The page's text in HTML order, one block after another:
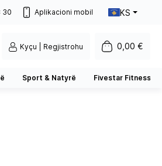
30 Aplikacioni mobil KS
Kyçu | Regjistrohu 0,00 €
Sport & Natyrë Fivestar Fitness